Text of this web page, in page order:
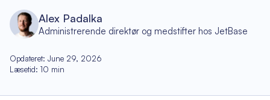
Alex Padalka
Administrerende direktør og medstifter hos JetBase
Opdateret: June 29, 2026
Læsetid: 10 min